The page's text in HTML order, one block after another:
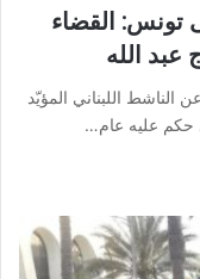
تونس: القضاء
الله
الناشط اللبناني المؤيّد
حكم عليه عام…